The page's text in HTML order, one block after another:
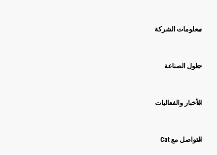
معلومات الشركة
حلول الصناعة
الأخبار والفعاليات
التواصل مع Cat